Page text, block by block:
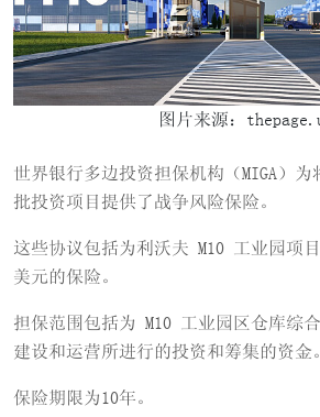
图片来源：
世界银行多边投资担保机构（MIGA）
批投资项目提供了战争风险保险。
这些协议包括为利沃夫 M10 工业园项
美元的保险。
担保范围包括为 M10 工业园区仓库综
建设和运营所进行的投资和筹集的资金。
保险期限为10年。